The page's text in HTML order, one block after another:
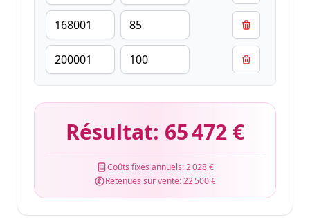
Résultat: 65 472 €
Coûts fixes annuels:2 028 €
Retenues sur vente:22 500 €